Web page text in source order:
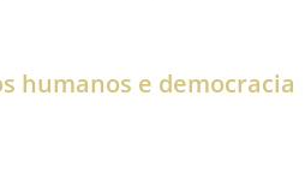
humanos e democracia